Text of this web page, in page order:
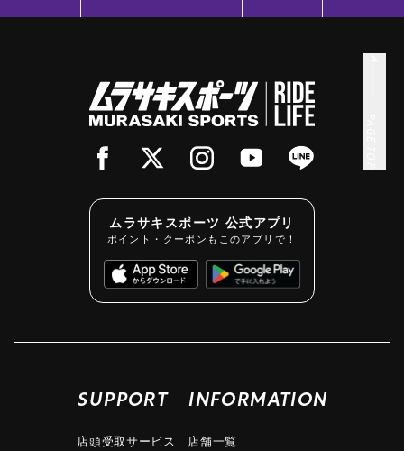
ムラサキスポーツ 公式アプリ
ポイント・クーポンもこのアプリで！
SUPPORT
店頭受取サービス
INFORMATION
店舗一覧